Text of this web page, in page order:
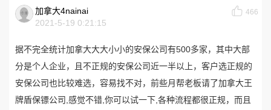
加拿大4nainai
2021-5-19 0:21:15
466
据不完全统计加拿大大大小小的安保公司有500多家，其中大部
分是个人企业，且不正规的安保公司近一半以上，客户选正规的
安保公司也比较难选，容易找不对，前些月帮老板请了加拿大王
牌盾保镖公司,感觉不错,你可以试一下,各种流程都很正规，而且